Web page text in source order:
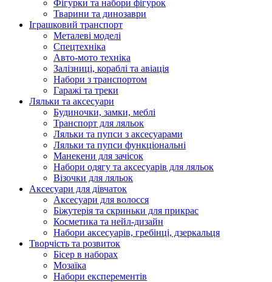
Фігурки та набори фігурок
Тварини та динозаври
Іграшковий транспорт
Металеві моделі
Спецтехніка
Авто-мото техніка
Залізниці, кораблі та авіація
Набори з транспортом
Гаражі та треки
Ляльки та аксесуари
Будиночки, замки, меблі
Транспорт для ляльок
Ляльки та пупси з аксесуарами
Ляльки та пупси функціональні
Манекени для зачісок
Набори одягу та аксесуарів для ляльок
Візочки для ляльок
Аксесуари для дівчаток
Аксесуари для волосся
Біжутерія та скриньки для прикрас
Косметика та нейл-дизайн
Набори аксесуарів, гребінці, дзеркальця
Творчість та розвиток
Бісер в наборах
Мозаїка
Набори експерементів